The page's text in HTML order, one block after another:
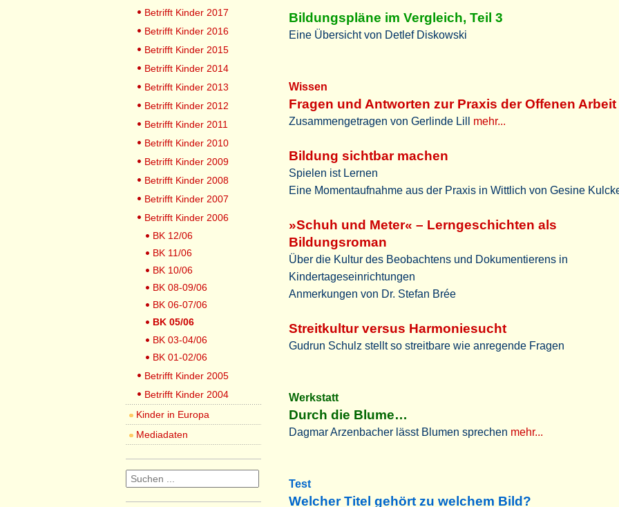
Bildungspläne im Vergleich, Teil 3
Eine Übersicht von Detlef Diskowski
Wissen
Fragen und Antworten zur Praxis der Offenen Arbeit
Zusammengetragen von Gerlinde Lill mehr...
Bildung sichtbar machen
Spielen ist Lernen
Eine Momentaufnahme aus der Praxis in Wittlich von Gesine
»Schuh und Meter« – Lerngeschichten als
Bildungsroman
Über die Kultur des Beobachtens und Dokumentierens in
Kindertageseinrichtungen
Anmerkungen von Dr. Stefan Brée
Streitkultur versus Harmoniesucht
Gudrun Schulz stellt so streitbare wie anregende Fragen
Werkstatt
Durch die Blume…
Dagmar Arzenbacher lässt Blumen sprechen mehr...
Test
Welcher Titel gehört zu welchem Bild?
Betrifft Kinder 2017
Betrifft Kinder 2016
Betrifft Kinder 2015
Betrifft Kinder 2014
Betrifft Kinder 2013
Betrifft Kinder 2012
Betrifft Kinder 2011
Betrifft Kinder 2010
Betrifft Kinder 2009
Betrifft Kinder 2008
Betrifft Kinder 2007
Betrifft Kinder 2006
BK 12/06
BK 11/06
BK 10/06
BK 08-09/06
BK 06-07/06
BK 05/06
BK 03-04/06
BK 01-02/06
Betrifft Kinder 2005
Betrifft Kinder 2004
Kinder in Europa
Mediadaten